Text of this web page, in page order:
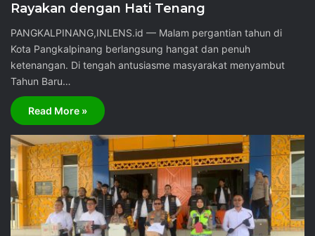
Rayakan dengan Hati Tenang
‎PANGKALPINANG,INLENS.id — Malam pergantian tahun di
Kota Pangkalpinang berlangsung hangat dan penuh
ketenangan. Di tengah antusiasme masyarakat menyambut
Tahun Baru…
Read More »